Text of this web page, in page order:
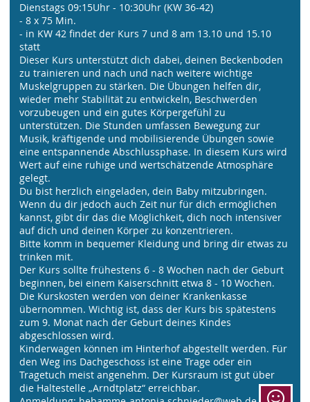
Dienstags 09:15Uhr - 10:30Uhr (KW 36-42)
- 8 x 75 Min.
- in KW 42 findet der Kurs 7 und 8 am 13.10 und 15.10
statt
Dieser Kurs unterstützt dich dabei, deinen Beckenboden
zu trainieren und nach und nach weitere wichtige
Muskelgruppen zu stärken. Die Übungen helfen dir,
wieder mehr Stabilität zu entwickeln, Beschwerden
vorzubeugen und ein gutes Körpergefühl zu
unterstützen. Die Stunden umfassen Bewegung zur
Musik, kräftigende und mobilisierende Übungen sowie
eine entspannende Abschlussphase. In diesem Kurs wird
Wert auf eine ruhige und wertschätzende Atmosphäre
gelegt.
Du bist herzlich eingeladen, dein Baby mitzubringen.
Wenn du dir jedoch auch Zeit nur für dich ermöglichen
kannst, gibt dir das die Möglichkeit, dich noch intensiver
auf dich und deinen Körper zu konzentrieren.
Bitte komm in bequemer Kleidung und bring dir etwas zu
trinken mit.
Der Kurs sollte frühestens 6 - 8 Wochen nach der Geburt
beginnen, bei einem Kaiserschnitt etwa 8 - 10 Wochen.
Die Kurskosten werden von deiner Krankenkasse
übernommen. Wichtig ist, dass der Kurs bis spätestens
zum 9. Monat nach der Geburt deines Kindes
abgeschlossen wird.
Kinderwagen können im Hinterhof abgestellt werden. Für
den Weg ins Dachgeschoss ist eine Trage oder ein
Tragetuch meist angenehm. Der Kursraum ist gut über
die Haltestelle „Arndtplatz“ erreichbar.